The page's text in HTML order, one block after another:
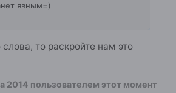
явным=)
то раскройте нам это
2014 пользователем этот момент